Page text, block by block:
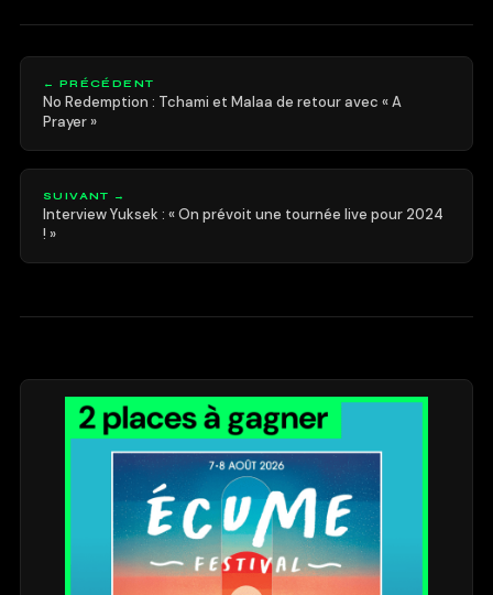
← PRÉCÉDENT
No Redemption : Tchami et Malaa de retour avec « A
Prayer »
SUIVANT →
Interview Yuksek : « On prévoit une tournée live pour 2024
! »